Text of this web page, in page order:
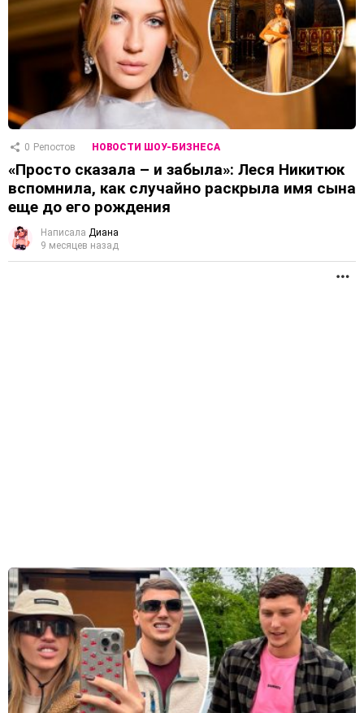
0 Репостов НОВОСТИ ШОУ-БИЗНЕСА
«Просто сказала – и забыла»: Леся Никитюк
вспомнила, как случайно раскрыла имя сына
еще до его рождения
Написала Диана
9 месяцев назад